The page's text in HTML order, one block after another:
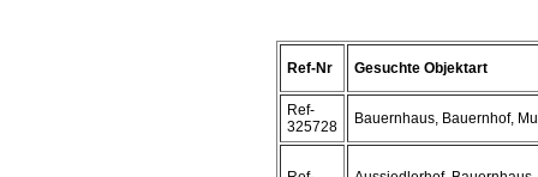
Ref-Nr Gesuchte Objektart
Ref-
325728
Bauernhaus, Bauernhof,